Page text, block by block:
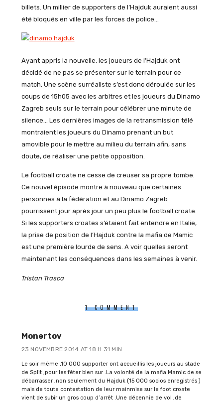
billets. Un millier de supporters de l’Hajduk auraient aussi
été bloqués en ville par les forces de police…
Ayant appris la nouvelle, les joueurs de l’Hajduk ont
décidé de ne pas se présenter sur le terrain pour ce
match. Une scène surréaliste s’est donc déroulée sur les
coups de 15h05 avec les arbitres et les joueurs du Dinamo
Zagreb seuls sur le terrain pour célébrer une minute de
silence… Les dernières images de la retransmission télé
montraient les joueurs du Dinamo prenant un but
amovible pour le mettre au milieu du terrain afin, sans
doute, de réaliser une petite opposition.
Le football croate ne cesse de creuser sa propre tombe.
Ce nouvel épisode montre à nouveau que certaines
personnes à la fédération et au Dinamo Zagreb
pourrissent jour après jour un peu plus le football croate.
Si les supporters croates s’étaient fait entendre en Italie,
la prise de position de l’Hajduk contre la mafia de Mamic
est une première lourde de sens. A voir quelles seront
maintenant les conséquences dans les semaines à venir.
Tristan Trasca
1 COMMENT
Monertov
23 NOVEMBRE 2014 AT 18 H 31 MIN
Le soir même ,10 000 supporter ont accueillis les joueurs au stade
de Split ,pour les fêter bien sur .La volonté de la mafia Mamic de se
débarrasser ,non seulement du Hajduk (15 000 socios enregistrés )
mais de toute contestation de leur mainmise sur le foot croate
vient de subir un gros coup d’arrêt .Une décennie de vol ,de